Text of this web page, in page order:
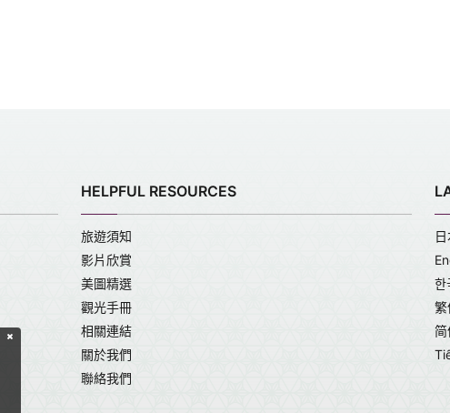
HELPFUL RESOURCES
旅遊須知
影片欣賞
美圖精選
觀光手冊
相關連結
關於我們
聯絡我們
한
繁
简